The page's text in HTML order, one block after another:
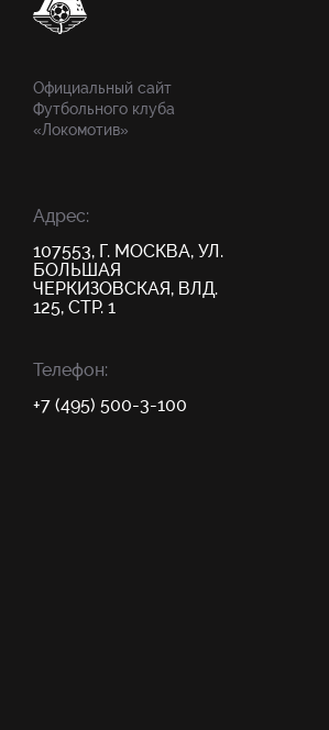
Официальный сайт
Футбольного клуба
«Локомотив»
Адрес:
107553, Г. МОСКВА, УЛ.
БОЛЬШАЯ
ЧЕРКИЗОВСКАЯ, ВЛД.
125, СТР. 1
Телефон:
+7 (495) 500-3-100